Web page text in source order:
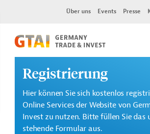
Über uns Events Presse
Registrierung
Hier können Sie sich kostenlos
Online Services der Website von
Invest zu nutzen. Bitte füllen Sie das
stehende Formular aus.